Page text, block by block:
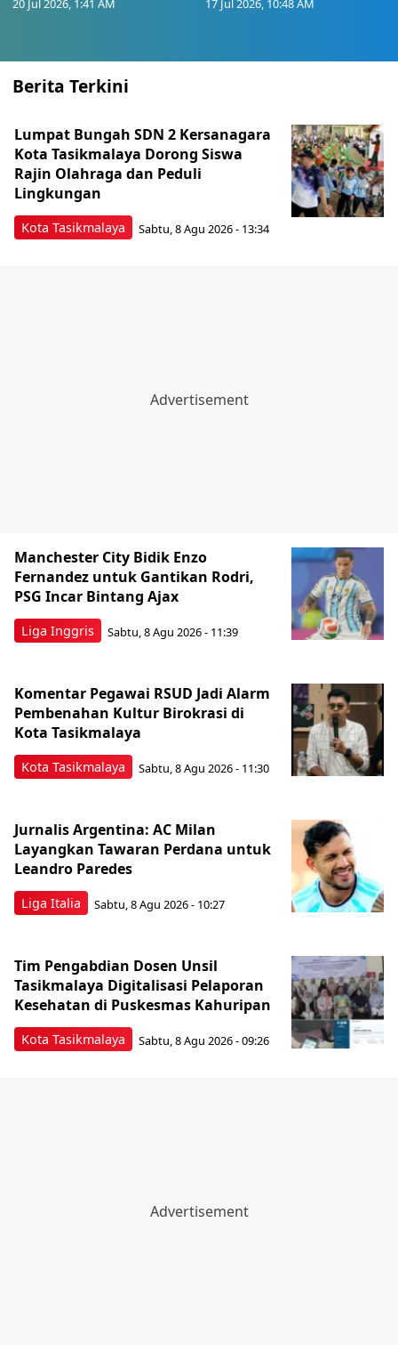
20 Jul 2026, 1:41 AM 17 Jul 2026, 10:48 AM
Berita Terkini
Kota Tasikmalaya
Lumpat Bungah SDN 2 Kersanagara
Kota Tasikmalaya Dorong Siswa
Rajin Olahraga dan Peduli
Lingkungan
Sabtu, 8 Agu 2026 - 13:34
Liga Inggris
Manchester City Bidik Enzo
Fernandez untuk Gantikan Rodri,
PSG Incar Bintang Ajax
Sabtu, 8 Agu 2026 - 11:39
Kota Tasikmalaya
Komentar Pegawai RSUD Jadi Alarm
Pembenahan Kultur Birokrasi di
Kota Tasikmalaya
Sabtu, 8 Agu 2026 - 11:30
Liga Italia
Jurnalis Argentina: AC Milan
Layangkan Tawaran Perdana untuk
Leandro Paredes
Sabtu, 8 Agu 2026 - 10:27
Kota Tasikmalaya
Tim Pengabdian Dosen Unsil
Tasikmalaya Digitalisasi Pelaporan
Kesehatan di Puskesmas Kahuripan
Sabtu, 8 Agu 2026 - 09:26